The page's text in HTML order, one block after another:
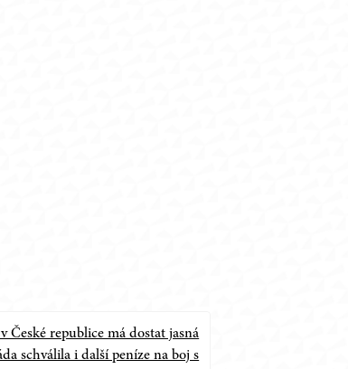
České republice má dostat jasná
schválila i další peníze na boj s